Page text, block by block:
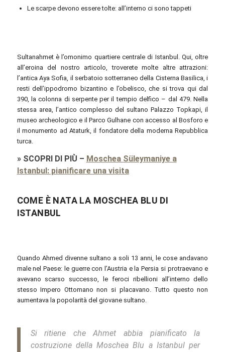
Le scarpe devono essere tolte: all’interno ci sono tappeti
Sultanahmet è l’omonimo quartiere centrale di Istanbul. Qui, oltre
all’eroina del nostro articolo, troverete molte altre attrazioni:
l’antica Aya Sofia, il serbatoio sotterraneo della Cisterna Basilica, i
resti dell’ippodromo bizantino e l’obelisco, che si trova qui dal
390, la colonna di serpente per il tempio delfico – dal 479. Nella
stessa area, l’antico complesso del sultano Palazzo Topkapi, il
museo archeologico e il Parco Gulhane con accesso al Bosforo e
il monumento ad Ataturk, il fondatore della moderna Repubblica
turca.
» SCOPRI DI PIÙ – Moschea Süleymaniye a
Istanbul: pianificare una visita
COME È NATA LA MOSCHEA BLU DI
ISTANBUL
Quando Ahmed divenne sultano a soli 13 anni, le cose andavano
male nel Paese: le guerre con l’Austria e la Persia si protraevano e
avevano scarso successo, le feroci ribellioni all’interno dello
stesso Impero Ottomano non si placavano. Tutto questo non
aumentava la popolarità del giovane sultano.
Si ritiene che Ahmet abbia pianificato la
costruzione della Moschea Blu a Istanbul per